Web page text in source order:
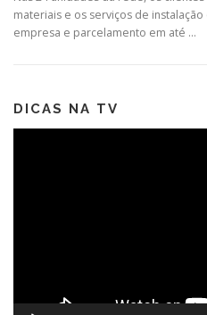
materiais e os serviços de
empresa e parcelamento em até …
DICAS NA TV